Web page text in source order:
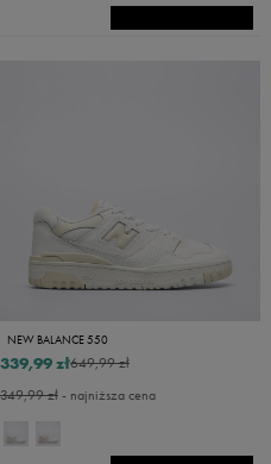
NEW BALANCE 550
649,99 zł
339,99 zł
349,99 zł- najniższa cena